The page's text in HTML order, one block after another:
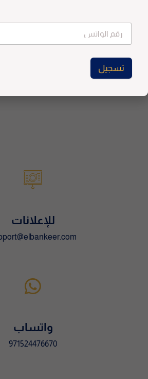
* نحن شركة مرخصة بالإمارات.
للإعلانات
واتساب
971524476670
تسجيل
l